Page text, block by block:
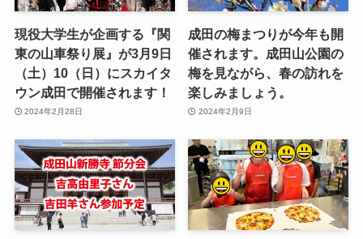
現役大学生が企画する『関
東の山車祭り展』が3月9日
（土）10（日）にスカイタ
ウン成田で開催されます！
2024年2月28日
成田の梅まつりが今年も開
催されます。成田山公園の
梅を見ながら、春の訪れを
楽しみましょう。
2024年2月9日